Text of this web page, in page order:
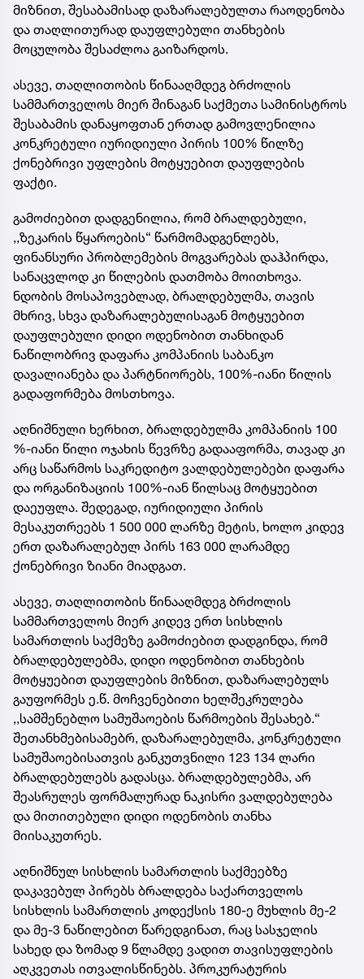
მიზნით, შესაბამისად დაზარალებულთა რაოდენობა
და თაღლითურად დაუფლებული თანხების
მოცულობა შესაძლოა გაიზარდოს.
ასევე, თაღლითობის წინააღმდეგ ბრძოლის
სამმართველოს მიერ შინაგან საქმეთა სამინისტროს
შესაბამის დანაყოფთან ერთად გამოვლენილია
კონკრეტული იურიდიული პირის 100% წილზე
ქონებრივი უფლების მოტყუებით დაუფლების
ფაქტი.
გამოძიებით დადგენილია, რომ ბრალდებული,
,,ზეკარის წყაროების“ წარმომადგენლებს,
ფინანსური პრობლემების მოგვარებას დაჰპირდა,
სანაცვლოდ კი წილების დათმობა მოითხოვა.
ნდობის მოსაპოვებლად, ბრალდებულმა, თავის
მხრივ, სხვა დაზარალებულისაგან მოტყუებით
დაუფლებული დიდი ოდენობით თანხიდან
ნაწილობრივ დაფარა კომპანიის საბანკო
დავალიანება და პარტნიორებს, 100%-იანი წილის
გადაფორმება მოსთხოვა.
აღნიშნული ხერხით, ბრალდებულმა კომპანიის 100
%-იანი წილი ოჯახის წევრზე გადააფორმა, თავად კი
არც საწარმოს საკრედიტო ვალდებულებები დაფარა
და ორგანიზაციის 100%-იან წილსაც მოტყუებით
დაეუფლა. შედეგად, იურიდიული პირის
მესაკუთრეებს 1 500 000 ლარზე მეტის, ხოლო კიდევ
ერთ დაზარალებულ პირს 163 000 ლარამდე
ქონებრივი ზიანი მიადგათ.
ასევე, თაღლითობის წინააღმდეგ ბრძოლის
სამმართველოს მიერ კიდევ ერთ სისხლის
სამართლის საქმეზე გამოძიებით დადგინდა, რომ
ბრალდებულებმა, დიდი ოდენობით თანხების
მოტყუებით დაუფლების მიზნით, დაზარალებულს
გაუფორმეს ე.წ. მოჩვენებითი ხელშეკრულება
,,სამშენებლო სამუშაოების წარმოების შესახებ.“
შეთანხმებისამებრ, დაზარალებულმა, კონკრეტული
სამუშაოებისათვის განკუთვნილი 123 134 ლარი
ბრალდებულებს გადასცა. ბრალდებულებმა, არ
შეასრულეს ფორმალურად ნაკისრი ვალდებულება
და მითითებული დიდი ოდენობის თანხა
მიისაკუთრეს.
აღნიშნულ სისხლის სამართლის საქმეებზე
დაკავებულ პირებს ბრალდება საქართველოს
სისხლის სამართლის კოდექსის 180-ე მუხლის მე-2
და მე-3 ნაწილებით წარედგინათ, რაც სასჯელის
სახედ და ზომად 9 წლამდე ვადით თავისუფლების
აღკვეთას ითვალისწინებს. პროკურატურის